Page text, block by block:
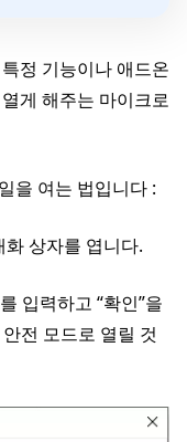
정 기능이나 애드온
게 해주는 마이크로
을 여는 법입니다 :
화 상자를 엽니다.
입력하고 “확인”을
전 모드로 열릴 것